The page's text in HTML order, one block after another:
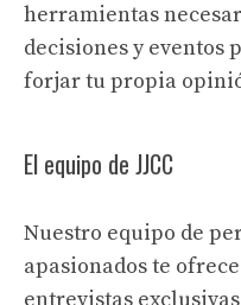
herramientas
decisiones y
forjar tu propia
El equipo de JJCC
Nuestro equipo de
apasionados te